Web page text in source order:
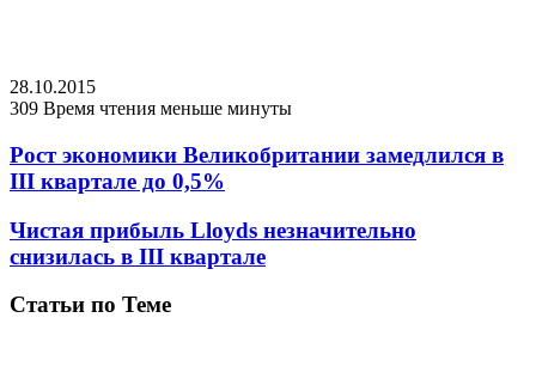
28.10.2015
309 Время чтения меньше минуты
Рост экономики Великобритании замедлился в
III квартале до 0,5%
Чистая прибыль Lloyds незначительно
снизилась в III квартале
Статьи по Теме